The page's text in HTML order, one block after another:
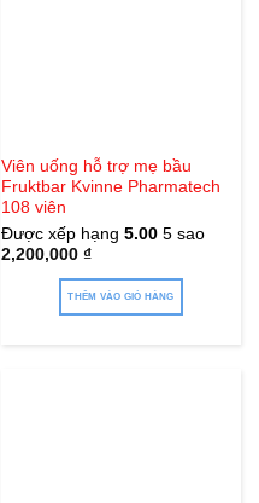
Viên uống hỗ trợ mẹ bầu
Fruktbar Kvinne Pharmatech
108 viên
Được xếp hạng 5.005 sao
2,200,000 ₫
THÊM VÀO GIỎ HÀNG